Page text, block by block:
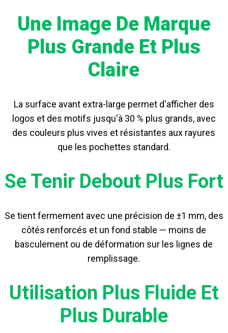
Une Image De Marque
Plus Grande Et Plus
Claire
La surface avant extra-large permet d'afficher des
logos et des motifs jusqu'à 30 % plus grands, avec
des couleurs plus vives et résistantes aux rayures
que les pochettes standard.
Se Tenir Debout Plus Fort
Se tient fermement avec une précision de ±1 mm, des
côtés renforcés et un fond stable — moins de
basculement ou de déformation sur les lignes de
remplissage.
Utilisation Plus Fluide Et
Plus Durable